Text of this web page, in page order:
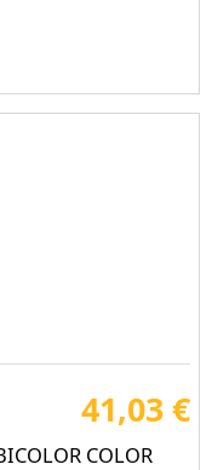
41,03 €
COLOR